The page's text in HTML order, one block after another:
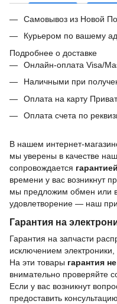
Самовывоз из Новой
Курьером по вашему
Подробнее о доставке
Онлайн-оплата Visa/
Наличными при
Оплата на карту
Оплата счета по
В нашем интернет-
мы уверены в качестве
сопровождается
времени у вас возникнут
мы предложим обмен или
удовлетворение — наш
Гарантия на
Гарантия на запчасти
исключением
На эти товары гарантия
внимательно проверяйте
Если у вас возникнут
предоставить консультацию.